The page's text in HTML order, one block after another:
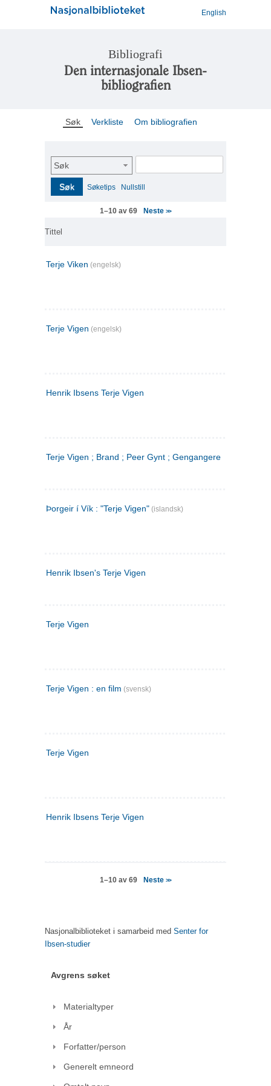
English
Bibliografi
Den internasjonale Ibsen-
bibliografien
Søk Verkliste Om bibliografien
Søk
Søk Søketips Nullstill
1–10 av 69 Neste>>
Tittel
Terje Viken (engelsk)
Terje Vigen (engelsk)
Henrik Ibsens Terje Vigen
Terje Vigen ; Brand ; Peer Gynt ; Gengangere
Þorgeir í Vík : "Terje Vigen" (islandsk)
Henrik Ibsen's Terje Vigen
Terje Vigen
Terje Vigen : en film (svensk)
Terje Vigen
Henrik Ibsens Terje Vigen
1–10 av 69 Neste>>
Nasjonalbiblioteket i samarbeid med Senter for
Ibsen-studier
Avgrens søket
Materialtyper
År
Forfatter/person
Generelt emneord